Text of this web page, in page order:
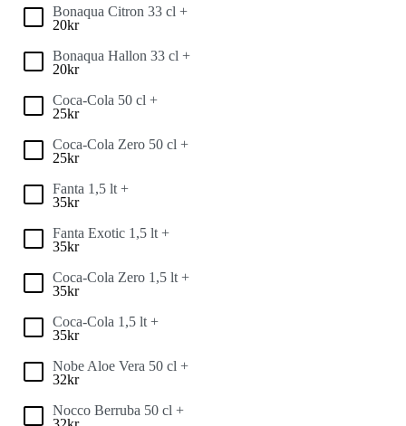
Bonaqua Citron 33 cl +
20kr
Bonaqua Hallon 33 cl +
20kr
Coca-Cola 50 cl +
25kr
Coca-Cola Zero 50 cl +
25kr
Fanta 1,5 lt +
35kr
Fanta Exotic 1,5 lt +
35kr
Coca-Cola Zero 1,5 lt +
35kr
Coca-Cola 1,5 lt +
35kr
Nobe Aloe Vera 50 cl +
32kr
Nocco Berruba 50 cl +